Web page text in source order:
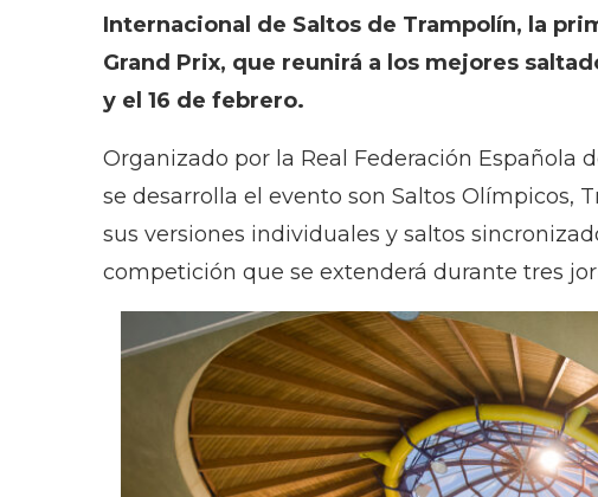
Internacional de Saltos de Trampolín, la
Grand Prix, que reunirá a los mejores
y el 16 de febrero.
Organizado por la Real Federación Española
se desarrolla el evento son Saltos Olímpicos,
sus versiones individuales y saltos
competición que se extenderá durante tres